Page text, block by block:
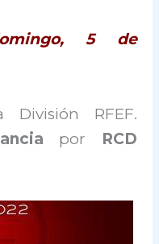
5 de
División RFEF.
por RCD